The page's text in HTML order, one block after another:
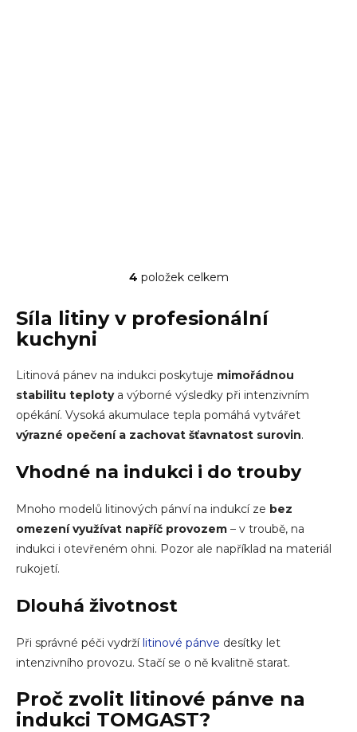
Ovládací prvky výpisu
4 položek celkem
Síla litiny v profesionální
kuchyni
Litinová pánev na indukci poskytuje mimořádnou
stabilitu teplotya výborné výsledky při intenzivním
opékání. Vysoká akumulace tepla pomáhá vytvářet
výrazné opečení a zachovat šťavnatost surovin.
Vhodné na indukci i do trouby
Mnoho modelů litinových pánví na indukcíze bez
omezení využívat napříč provozem – v troubě, na
indukci i otevřeném ohni. Pozor ale například na materiál
rukojetí.
Dlouhá životnost
Při správné péči vydržílitinové pánve desítky let
intenzivního provozu. Stačí se o ně kvalitně starat.
Proč zvolit litinové pánve na
indukci TOMGAST?